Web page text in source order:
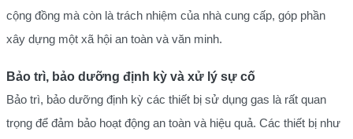
cộng đồng mà còn là trách nhiệm của nhà cung cấp, góp phần
xây dựng một xã hội an toàn và văn minh.
Bảo trì, bảo dưỡng định kỳ và xử lý sự cố
Bảo trì, bảo dưỡng định kỳ các thiết bị sử dụng gas là rất quan
trọng để đảm bảo hoạt động an toàn và hiệu quả. Các thiết bị như